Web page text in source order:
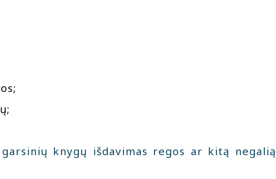
knygų išdavimas regos ar kitą negalią